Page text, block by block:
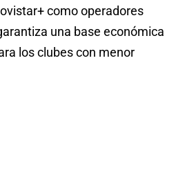
como operadores
una base económica
los clubes con menor